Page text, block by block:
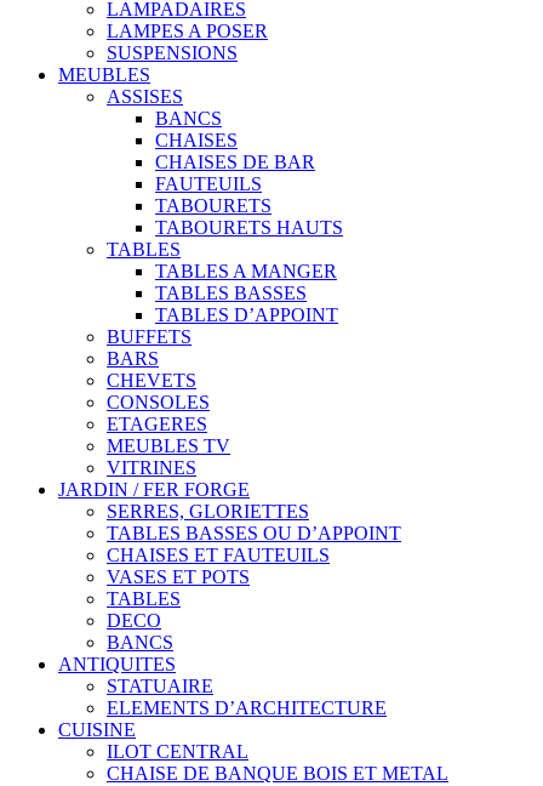
LAMPADAIRES
LAMPES A POSER
SUSPENSIONS
MEUBLES
ASSISES
BANCS
CHAISES
CHAISES DE BAR
FAUTEUILS
TABOURETS
TABOURETS HAUTS
TABLES
TABLES A MANGER
TABLES BASSES
TABLES D’APPOINT
BUFFETS
BARS
CHEVETS
CONSOLES
ETAGERES
MEUBLES TV
VITRINES
JARDIN / FER FORGE
SERRES, GLORIETTES
TABLES BASSES OU D’APPOINT
CHAISES ET FAUTEUILS
VASES ET POTS
TABLES
DECO
BANCS
ANTIQUITES
STATUAIRE
ELEMENTS D’ARCHITECTURE
CUISINE
ILOT CENTRAL
CHAISE DE BANQUE BOIS ET METAL